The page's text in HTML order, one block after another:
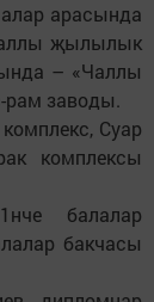
арасында
җылылык
– «Чаллы
рам заводы.
Суар
комплексы
балалар
бакчасы